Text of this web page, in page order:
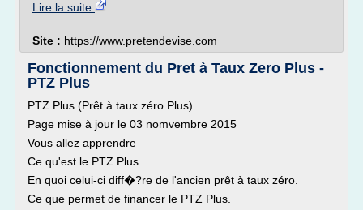
Lire la suite
Site : https://www.pretendevise.com
Fonctionnement du Pret à Taux Zero Plus -
PTZ Plus
PTZ Plus (Prêt à taux zéro Plus)
Page mise à jour le 03 nomvembre 2015
Vous allez apprendre
Ce qu'est le PTZ Plus.
En quoi celui-ci diff�?re de l'ancien prêt à taux zéro.
Ce que permet de financer le PTZ Plus.